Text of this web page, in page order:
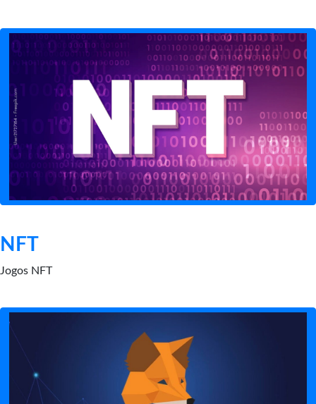
NFT
Jogos NFT